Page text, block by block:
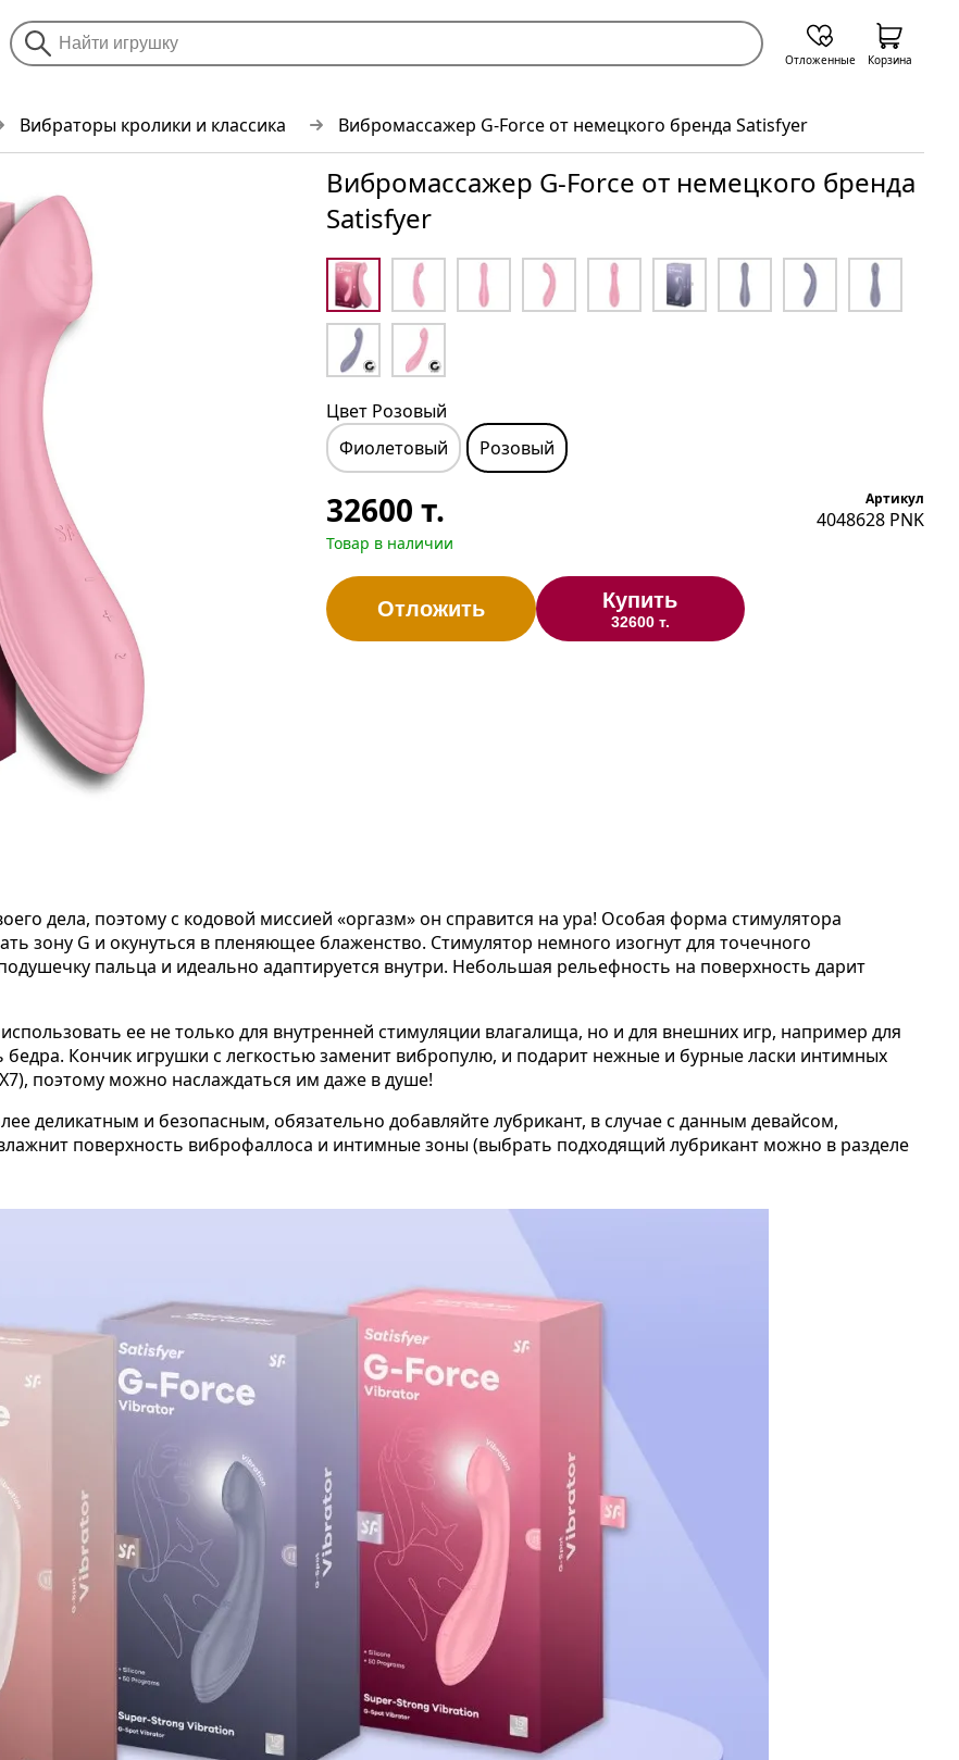
Вибраторы кролики и классика Вибромассажер G-Force от немецкого бренда Satisfyer
Вибромассажер G-Force от немецкого бренда
Satisfyer
Цвет Розовый
Фиолетовый
Розовый
32600 т.
Товар в наличии
Артикул
4048628 PNK
Отложить Купить
32600 т.
дела, поэтому с кодовой миссией «оргазм» он справится на ура! Особая форма стимулятора
зону G и окунуться в пленяющее блаженство. Стимулятор немного изогнут для точечного
пальца и идеально адаптируется внутри. Небольшая рельефность на поверхность дарит
ее не только для внутренней стимуляции влагалища, но и для внешних игр, например для
Кончик игрушки с легкостью заменит вибропулю, и подарит нежные и бурные ласки интимных
поэтому можно наслаждаться им даже в душе!
деликатным и безопасным, обязательно добавляйте лубрикант, в случае с данным девайсом,
поверхность виброфаллоса и интимные зоны (выбрать подходящий лубрикант можно в разделе
Отложенные Корзина